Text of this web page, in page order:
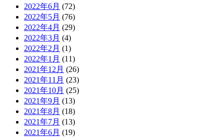
2022年6月 (72)
2022年5月 (76)
2022年4月 (29)
2022年3月 (4)
2022年2月 (1)
2022年1月 (11)
2021年12月 (26)
2021年11月 (23)
2021年10月 (25)
2021年9月 (13)
2021年8月 (18)
2021年7月 (13)
2021年6月 (19)